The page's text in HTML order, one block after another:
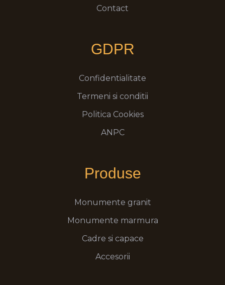
Contact
GDPR
Confidentialitate
Termeni si conditii
Politica Cookies
ANPC
Produse
Monumente granit
Monumente marmura
Cadre si capace
Accesorii